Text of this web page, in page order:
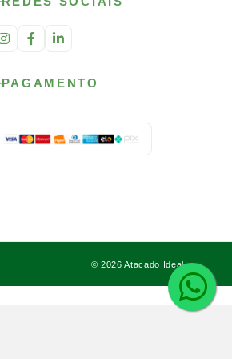
PAGAMENTO
© 2026 Atacado Ideal